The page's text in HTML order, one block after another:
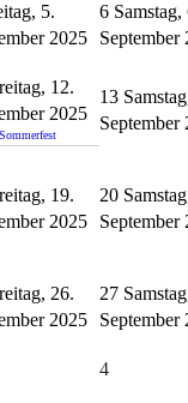
5.
2025
6 Samstag,
September
12.
2025
13
September
19.
2025
20
September
26.
2025
27
September
4